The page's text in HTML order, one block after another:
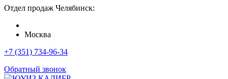
Отдел продаж Челябинск:
Москва
+7 (351) 734-96-34
Обратный звонок